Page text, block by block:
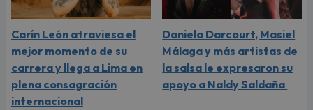
Carín León atraviesa el
mejor momento de su
carrera y llega a Lima en
plena consagración
internacional
Daniela Darcourt, Masiel
Málaga y más artistas de
la salsa le expresaron su
apoyo a Naldy Saldaña